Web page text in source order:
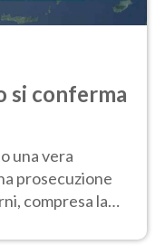
si conferma
una vera
prosecuzione
compresa la